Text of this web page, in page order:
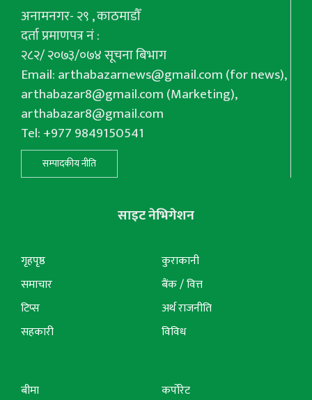
अनामनगर- २९ , काठमाडौँ
दर्ता प्रमाणपत्र नं :
२८२/ २०७३/०७४ सूचना बिभाग
Email:arthabazarnews@gmail.com(for news),
arthabazar8@gmail.com(Marketing),
arthabazar8@gmail.com
Tel: +977 9849150541
सम्पादकीय नीति
साइट नेभिगेशन
गृहपृष्ठ
समाचार
टिप्स
सहकारी
कुराकानी
बैंक / वित्त
अर्थ राजनीति
विविध
बीमा कर्पोरेट